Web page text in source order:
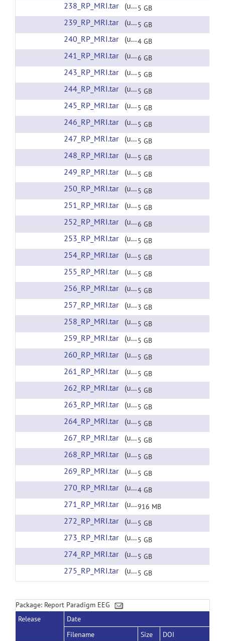
238_RP_MRI.tar(url) 5 GB
239_RP_MRI.tar(url) 5 GB
240_RP_MRI.tar(url) 4 GB
241_RP_MRI.tar(url) 6 GB
243_RP_MRI.tar(url) 5 GB
244_RP_MRI.tar(url) 5 GB
245_RP_MRI.tar(url) 5 GB
246_RP_MRI.tar(url) 5 GB
247_RP_MRI.tar(url) 5 GB
248_RP_MRI.tar(url) 5 GB
249_RP_MRI.tar(url) 5 GB
250_RP_MRI.tar(url) 5 GB
251_RP_MRI.tar(url) 5 GB
252_RP_MRI.tar(url) 6 GB
253_RP_MRI.tar(url) 5 GB
254_RP_MRI.tar(url) 5 GB
255_RP_MRI.tar(url) 5 GB
256_RP_MRI.tar(url) 5 GB
257_RP_MRI.tar(url) 3 GB
258_RP_MRI.tar(url) 5 GB
259_RP_MRI.tar(url) 5 GB
260_RP_MRI.tar(url) 5 GB
261_RP_MRI.tar(url) 5 GB
262_RP_MRI.tar(url) 5 GB
263_RP_MRI.tar(url) 5 GB
264_RP_MRI.tar(url) 5 GB
267_RP_MRI.tar(url) 5 GB
268_RP_MRI.tar(url) 5 GB
269_RP_MRI.tar(url) 5 GB
270_RP_MRI.tar(url) 4 GB
271_RP_MRI.tar(url) 916 MB
272_RP_MRI.tar(url) 5 GB
273_RP_MRI.tar(url) 5 GB
274_RP_MRI.tar(url) 5 GB
275_RP_MRI.tar(url) 5 GB
Package: Report Paradigm EEG
Release
Date
Filename
Size
DOI